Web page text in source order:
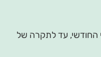
החודשי, עד לתקרה של